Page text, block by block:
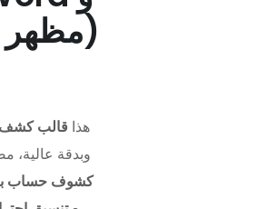
PDF - مظهر رسمي احترافي)
هذا قالب كشف
وبدقة عالية،
كشوف حساب